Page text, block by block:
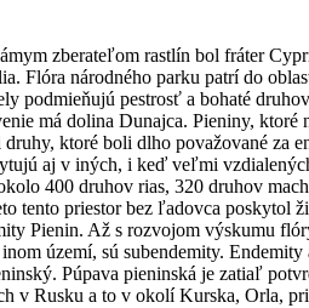
zberateľom rastlín bol fráter
Flóra národného parku patrí do
pestrosť a bohaté
má dolina Dunajca. Pieniny,
ktoré boli dlho považované
aj v iných, i keď veľmi
400 druhov rias, 320 druhov
priestor bez ľadovca poskytol
Pienin. Až s rozvojom výskumu
území, sú subendemity.
Púpava pieninská je zatiaľ
v Rusku a to v okolí Kurska, Orla,